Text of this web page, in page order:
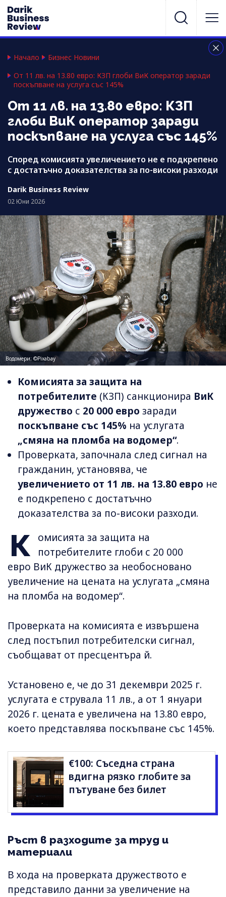
Начало
Бизнес Новини
От 11 лв. на 13.80 евро: КЗП глоби ВиК оператор заради
поскъпване на услуга със 145%
От 11 лв. на 13.80 евро: КЗП
глоби ВиК оператор заради
поскъпване на услуга със 145%
Според комисията увеличението не е подкрепено
с достатъчно доказателства за по-високи разходи
Darik Business Review
02 Юни 2026
Водомери; ©Pixabay
Комисията за защита на
потребителите (КЗП) санкционира ВиК
дружество с 20 000 евро заради
поскъпване със 145% на услугата
„смяна на пломба на водомер“.
Проверката, започнала след сигнал на
гражданин, установява, че
увеличението от 11 лв. на 13.80 евро не
е подкрепено с достатъчно
доказателства за по-високи разходи.
К
омисията за защита на
потребителите глоби с 20 000
евро ВиК дружество за необосновано
увеличение на цената на услугата „смяна
на пломба на водомер“.
Проверката на комисията е извършена
след постъпил потребителски сигнал,
съобщават от пресцентъра й.
Установено е, че до 31 декември 2025 г.
услугата е струвала 11 лв., а от 1 януари
2026 г. цената е увеличена на 13.80 евро,
което представлява поскъпване със 145%.
€100: Съседна страна
вдигна рязко глобите за
пътуване без билет
Ръст в разходите за труд и
материали
В хода на проверката дружеството е
представило данни за увеличение на